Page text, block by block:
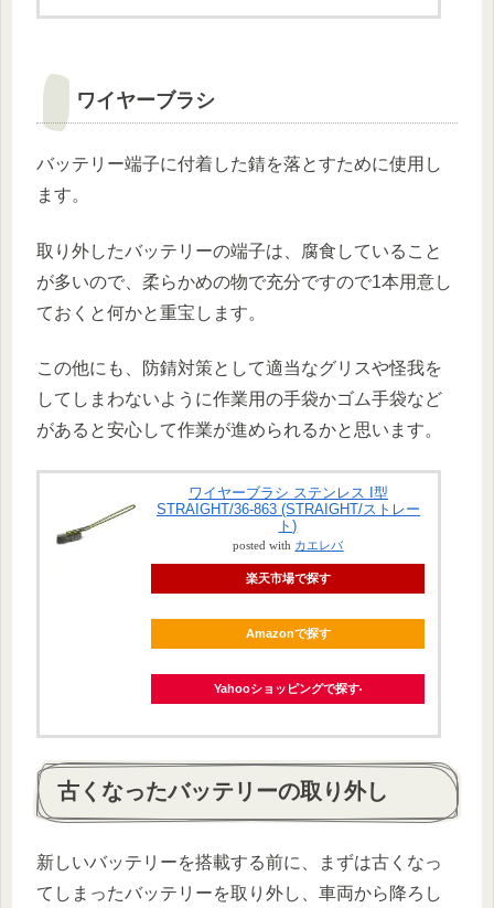
ワイヤーブラシ
バッテリー端子に付着した錆を落とすために使用し
ます。
取り外したバッテリーの端子は、腐食していること
が多いので、柔らかめの物で充分ですので1本用意し
ておくと何かと重宝します。
この他にも、防錆対策として適当なグリスや怪我を
してしまわないように作業用の手袋かゴム手袋など
があると安心して作業が進められるかと思います。
ワイヤーブラシ ステンレス I型
STRAIGHT/36-863 (STRAIGHT/ストレー
ト)
posted with カエレバ
楽天市場で探す
Amazonで探す
Yahooショッピングで探す
古くなったバッテリーの取り外し
新しいバッテリーを搭載する前に、まずは古くなっ
てしまったバッテリーを取り外し、車両から降ろし